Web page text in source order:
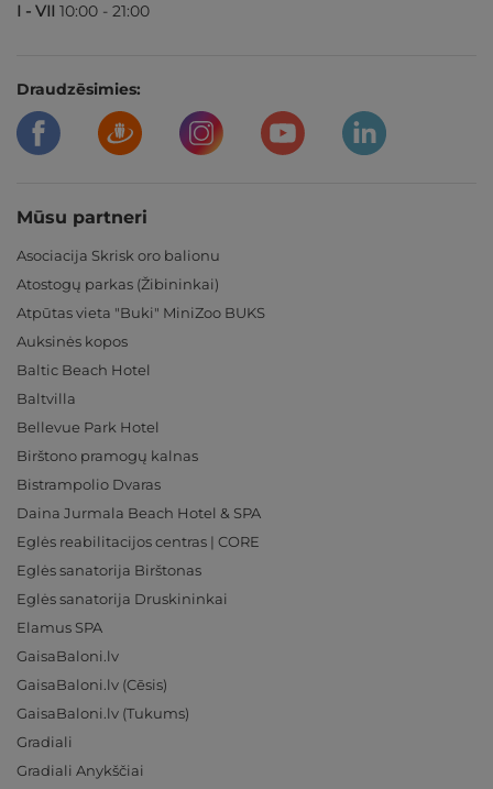
I - VII 10:00 - 21:00
Draudzēsimies:
Mūsu partneri
Asociacija Skrisk oro balionu
Atostogų parkas (Žibininkai)
Atpūtas vieta "Buki" MiniZoo BUKS
Auksinės kopos
Baltic Beach Hotel
Baltvilla
Bellevue Park Hotel
Birštono pramogų kalnas
Bistrampolio Dvaras
Daina Jurmala Beach Hotel & SPA
Eglės reabilitacijos centras | CORE
Eglės sanatorija Birštonas
Eglės sanatorija Druskininkai
Elamus SPA
GaisaBaloni.lv
GaisaBaloni.lv (Cēsis)
GaisaBaloni.lv (Tukums)
Gradiali
Gradiali Anykščiai